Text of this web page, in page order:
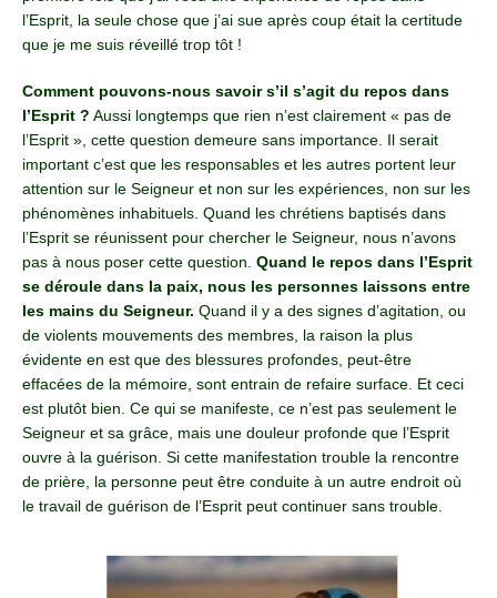
l’Esprit, la seule chose que j’ai sue après coup était la certitude
que je me suis réveillé trop tôt !
Comment pouvons-nous savoir s’il s’agit du repos dans
l’Esprit ? Aussi longtemps que rien n’est clairement « pas de
l’Esprit », cette question demeure sans importance. Il serait
important c’est que les responsables et les autres portent leur
attention sur le Seigneur et non sur les expériences, non sur les
phénomènes inhabituels. Quand les chrétiens baptisés dans
l’Esprit se réunissent pour chercher le Seigneur, nous n’avons
pas à nous poser cette question. Quand le repos dans l’Esprit
se déroule dans la paix, nous les personnes laissons entre
les mains du Seigneur. Quand il y a des signes d’agitation, ou
de violents mouvements des membres, la raison la plus
évidente en est que des blessures profondes, peut-être
effacées de la mémoire, sont entrain de refaire surface. Et ceci
est plutôt bien. Ce qui se manifeste, ce n’est pas seulement le
Seigneur et sa grâce, mais une douleur profonde que l’Esprit
ouvre à la guérison. Si cette manifestation trouble la rencontre
de prière, la personne peut être conduite à un autre endroit où
le travail de guérison de l’Esprit peut continuer sans trouble.